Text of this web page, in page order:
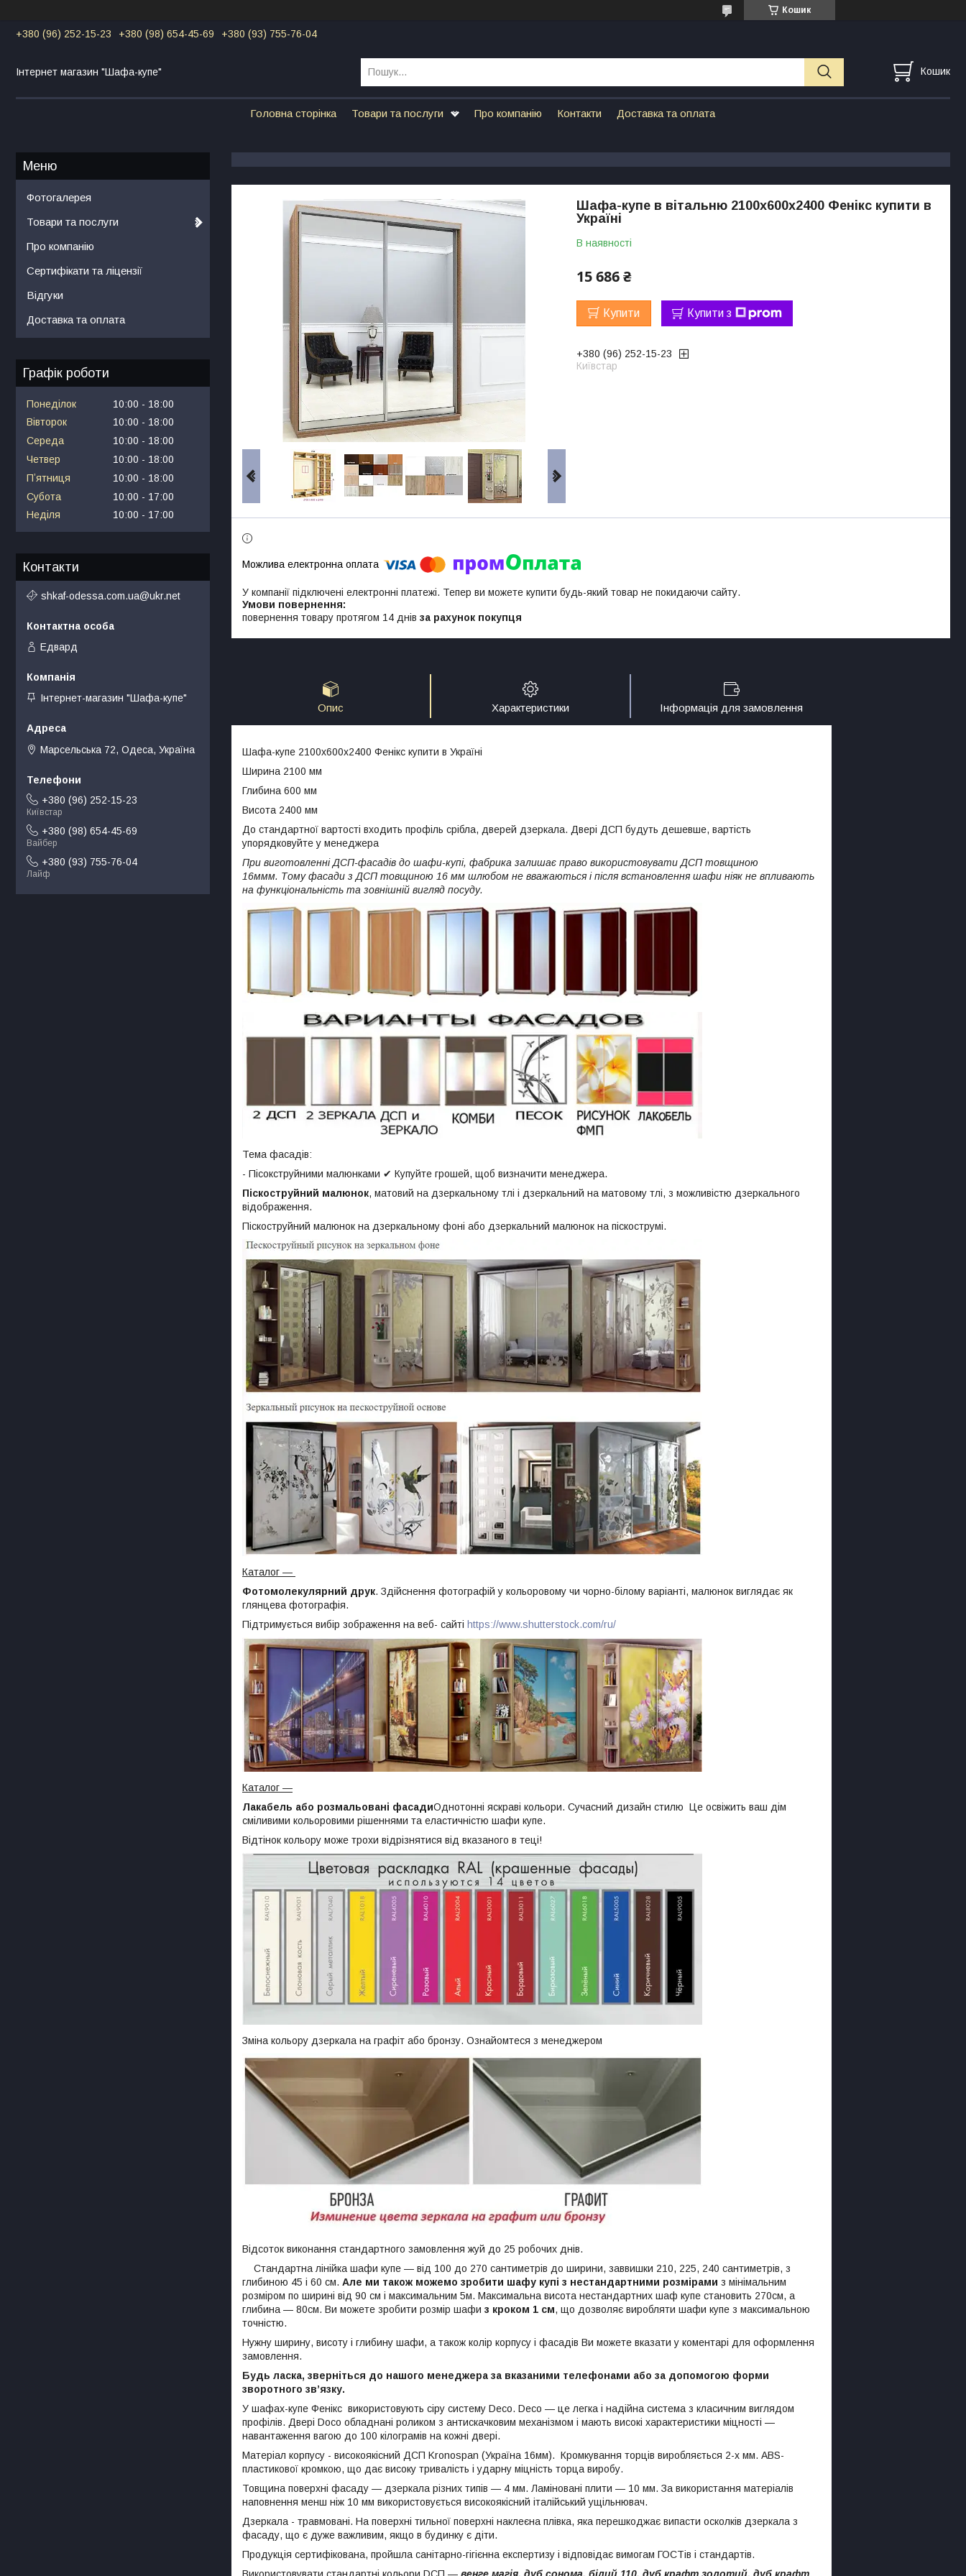
Кошик
+380 (96) 252-15-23 +380 (98) 654-45-69 +380 (93) 755-76-04
Інтернет магазин "Шафа-купе" Кошик
Головна сторінка Товари та послуги Про компанію Контакти Доставка та оплата
Шафа-купе в вітальню 2100x600х2400 Фенікс купити в
Україні
В наявності
15 686 ₴
Купити Купити з
+380 (96) 252-15-23
Київстар
У компанії підключені електронні платежі. Тепер ви можете купити будь-який товар не покидаючи сайту.
повернення товару протягом 14 днів за рахунок покупця
Опис Характеристики Інформація для замовлення
Шафа-купе 2100x600х2400 Фенікс купити в Україні
Ширина 2100 мм
Глибина 600 мм
Висота 2400 мм
До стандартної вартості входить профіль срібла, дверей дзеркала. Двері ДСП будуть дешевше, вартість
упорядковуйте у менеджера
При виготовленні ДСП-фасадів до шафи-купі, фабрика залишає право використовувати ДСП товщиною
16ммм. Тому фасади з ДСП товщиною 16 мм шлюбом не вважаються і після встановлення шафи ніяк не впливають
на функціональність та зовнішній вигляд посуду.
Тема фасадів:
- Пісокструйними малюнками ✔ Купуйте грошей, щоб визначити менеджера.
Піскоструйний малюнок, матовий на дзеркальному тлі і дзеркальний на матовому тлі, з можливістю дзеркального
відображення.
Піскоструйний малюнок на дзеркальному фоні або дзеркальний малюнок на піскострумі.
Каталог ―
Фотомолекулярний друк. Здійснення фотографій у кольоровому чи чорно-білому варіанті, малюнок виглядає як
глянцева фотографія.
Підтримується вибір зображення на веб- сайті https://www.shutterstock.com/ru/
Каталог ―
Лакабель або розмальовані фасадиОднотонні яскраві кольори. Сучасний дизайн стилю Це освіжить ваш дім
сміливими кольоровими рішеннями та еластичністю шафи купе.
Відтінок кольору може трохи відрізнятися від вказаного в теці!
Зміна кольору дзеркала на графіт або бронзу. Ознайомтеся з менеджером
Відсоток виконання стандартного замовлення жуй до 25 робочих днів.
Стандартна лінійка шафи купе — від 100 до 270 сантиметрів до ширини, заввишки 210, 225, 240 сантиметрів, з
глибиною 45 і 60 см. Але ми також можемо зробити шафу купі з нестандартними розмірами з мінімальним
розміром по ширині від 90 см і максимальним 5м. Максимальна висота нестандартних шаф купе становить 270см, а
глибина — 80см. Ви можете зробити розмір шафи з кроком 1 см, що дозволяє виробляти шафи купе з максимальною
точністю.
Нужну ширину, висоту і глибину шафи, а також колір корпусу і фасадів Ви можете вказати у коментарі для оформлення
замовлення.
Будь ласка, зверніться до нашого менеджера за вказаними телефонами або за допомогою форми
зворотного зв’язку.
У шафах-купе Фенікс використовують сіру систему Deco. Deco — це легка і надійна система з класичним виглядом
профілів. Двері Doco обладнані роликом з антискачковим механізмом і мають високі характеристики міцності —
навантаження вагою до 100 кілограмів на кожні двері.
Матеріал корпусу - високоякісний ДСП Kronospan (Україна 16мм). Кромкування торців виробляється 2-х мм. ABS-
пластикової кромкою, що дає високу тривалість і ударну міцність торца виробу.
Товщина поверхні фасаду — дзеркала різних типів — 4 мм. Ламіновані плити — 10 мм. За використання матеріалів
наповнення менш ніж 10 мм використовується високоякісний італійський ущільнювач.
Дзеркала - травмовані. На поверхні тильної поверхні наклеєна плівка, яка перешкоджає випасти осколків дзеркала з
фасаду, що є дуже важливим, якщо в будинку є діти.
Продукція сертифікована, пройшла санітарно-гігієнна експертизу і відповідає вимогам ГОСТів і стандартів.
Використовувати стандартні кольори DСП ― венге магія, дуб сонома, білий 110, дуб крафт золотий, дуб крафт
Фотогалерея
Товари та послуги
Про компанію
Сертифікати та ліцензії
Відгуки
Доставка та оплата
Графік роботи
Понеділок 10:00
18:00
Вівторок
10:00
18:00
Середа
10:00
18:00
Четвер
10:00
18:00
Пʼятниця
10:00
18:00
Субота
10:00
17:00
Неділя
10:00 17:00
Контакти
shkaf-odessa.com.ua@ukr.net
Едвард
Інтернет-магазин "Шафа-купе"
Марсельська 72, Одеса, Україна
+380 (96) 252-15-23
Київстар
+380 (98) 654-45-69
Вайбер
+380 (93) 755-76-04
Лайф